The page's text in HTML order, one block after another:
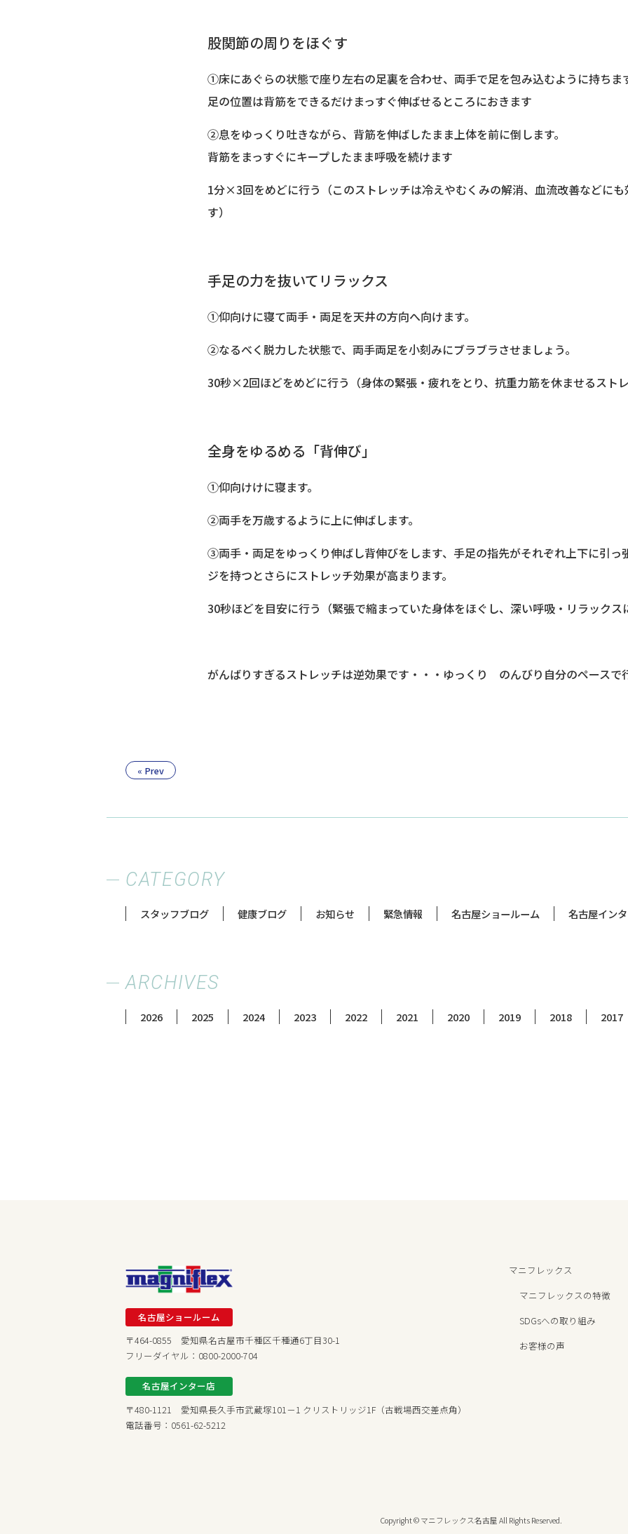
股関節の周りをほぐす
①床にあぐらの状態で座り左右の足裏を合わせ、両手で足を包み込むように持ちま
足の位置は背筋をできるだけまっすぐ伸ばせるところにおきます
②息をゆっくり吐きながら、背筋を伸ばしたまま上体を前に倒します。
背筋をまっすぐにキープしたまま呼吸を続けます
1分×3回をめどに行う（このストレッチは冷えやむくみの解消、血流改善などにも
す）
手足の力を抜いてリラックス
①仰向けに寝て両手・両足を天井の方向へ向けます。
②なるべく脱力した状態で、両手両足を小刻みにブラブラさせましょう。
30秒×2回ほどをめどに行う（身体の緊張・疲れをとり、抗重力筋を休ませるストレ
全身をゆるめる「背伸び」
①仰向けけに寝ます。
②両手を万歳するように上に伸ばします。
③両手・両足をゆっくり伸ばし背伸びをします、手足の指先がそれぞれ上下に引っ
ジを持つとさらにストレッチ効果が高まります。
30秒ほどを目安に行う（緊張で縮まっていた身体をほぐし、深い呼吸・リラックス
がんばりすぎるストレッチは逆効果です・・・ゆっくり のんびり自分のペースで
« Prev
CATEGORY
スタッフブログ 健康ブログ お知らせ 緊急情報 名古屋ショールーム 名古屋イン
ARCHIVES
2026 2025 2024 2023 2022 2021 2020 2019 2018 2017
名古屋ショールーム
〒464-0855 愛知県名古屋市千種区千種通6丁目30-1
フリーダイヤル：0800-2000-704
名古屋インター店
〒480-1121 愛知県長久手市武蔵塚101－1 クリストリッジ1F（古戦場西交差点角）
電話番号：0561-62-5212
マニフレックス
マニフレックスの特徴
SDGsへの取り組み
お客様の声
Copyright © マニフレックス名古屋 All Rights Reserved.